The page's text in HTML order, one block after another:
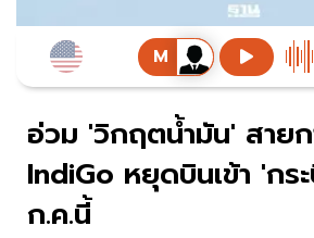
อ่วม 'วิกฤตน้ำมัน' สาย
IndiGo หยุดบินเข้า 'กระ
ก.ค.นี้